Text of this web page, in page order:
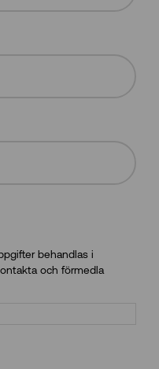
behandlas i
och förmedla